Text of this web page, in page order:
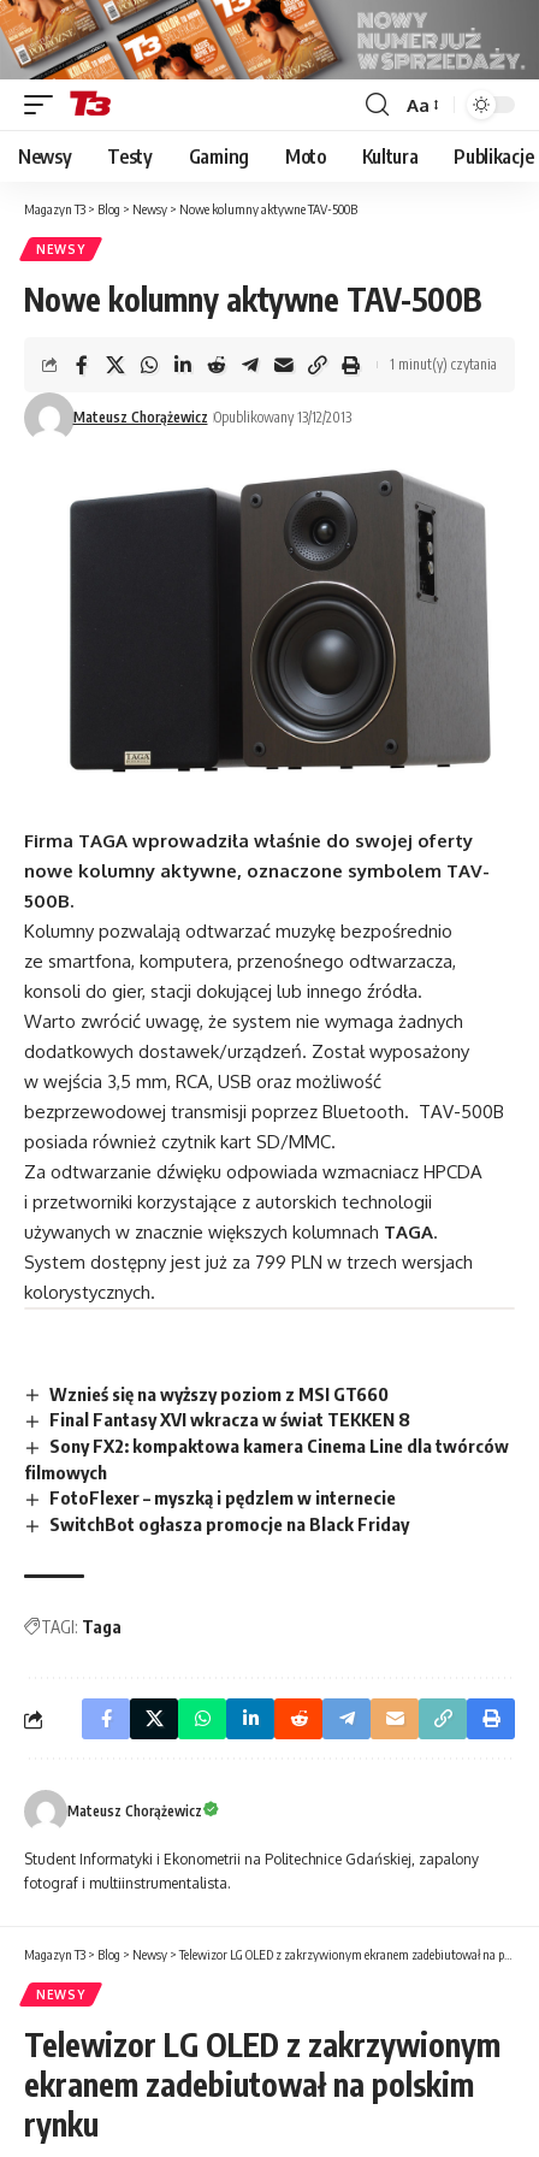
Font
Resizer
Aa
Newsy Testy Gaming Moto Kultura Publikacje
Magazyn T3 > Blog > Newsy > Nowe kolumny aktywne TAV-500B
NEWSY
Nowe kolumny aktywne TAV-500B
Mateusz Chorążewicz Opublikowany 13/12/2013
1 minut(y) czytania
Firma TAGA wprowadziła właśnie do swojej oferty
nowe kolumny aktywne, oznaczone symbolem TAV-
500B.
Kolumny pozwalają odtwarzać muzykę bezpośrednio
ze smartfona, komputera, przenośnego odtwarzacza,
konsoli do gier, stacji dokującej lub innego źródła.
Warto zwrócić uwagę, że system nie wymaga żadnych
dodatkowych dostawek/urządzeń. Został wyposażony
w wejścia 3,5 mm, RCA, USB oraz możliwość
bezprzewodowej transmisji poprzez Bluetooth. TAV-500B
posiada również czytnik kart SD/MMC.
Za odtwarzanie dźwięku odpowiada wzmacniacz HPCDA
i przetworniki korzystające z autorskich technologii
używanych w znacznie większych kolumnach TAGA.
System dostępny jest już za 799 PLN w trzech wersjach
kolorystycznych.
Wznieś się na wyższy poziom z MSI GT660
Final Fantasy XVI wkracza w świat TEKKEN 8
Sony FX2: kompaktowa kamera Cinema Line dla twórców
filmowych
FotoFlexer – myszką i pędzlem w internecie
SwitchBot ogłasza promocje na Black Friday
TAGI: Taga
Mateusz Chorążewicz
Student Informatyki i Ekonometrii na Politechnice Gdańskiej, zapalony
fotograf i multiinstrumentalista.
Magazyn T3 > Blog > Newsy >Telewizor LG OLED z zakrzywionym ekranem zadebiutował na polskim rynku
NEWSY
Telewizor LG OLED z zakrzywionym
ekranem zadebiutował na polskim
rynku